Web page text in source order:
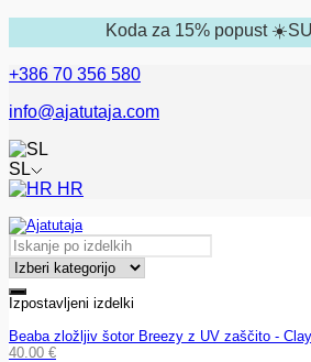
Koda za 15% popust
+386 70 356 580
info@ajatutaja.com
SL
HR
Izpostavljeni izdelki
Beaba zložljiv šotor Breezy z UV zaščito -
40.00 €